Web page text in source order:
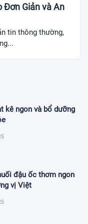
Đơn Giản và An
tin thông thường,
kê ngon và bổ dưỡng
đậu ốc thơm ngon
vị Việt